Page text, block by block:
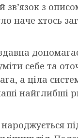
зв’язок з
наче хтось
себе та
а ціла
найглибші